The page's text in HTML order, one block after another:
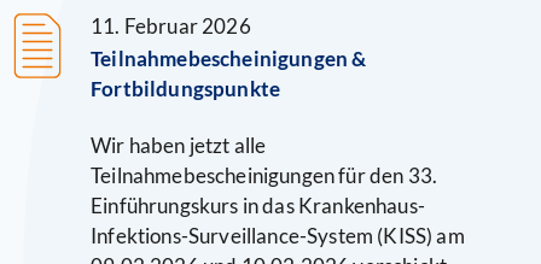
veröffentlich
11. Februar 2026
Teilnahmebescheinigungen &
Fortbildungspunkte
Wir haben jetzt alle
Teilnahmebescheinigungen für den 33.
Einführungskurs in das Krankenhaus-
Infektions-Surveillance-System (KISS) am